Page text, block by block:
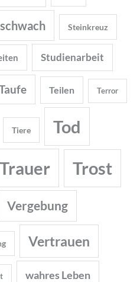
Steinkreuz
Studienarbeit
Teilen Terror
Tiere Tod
Trauer Trost
Vergebung
Vertrauen
wahres Leben